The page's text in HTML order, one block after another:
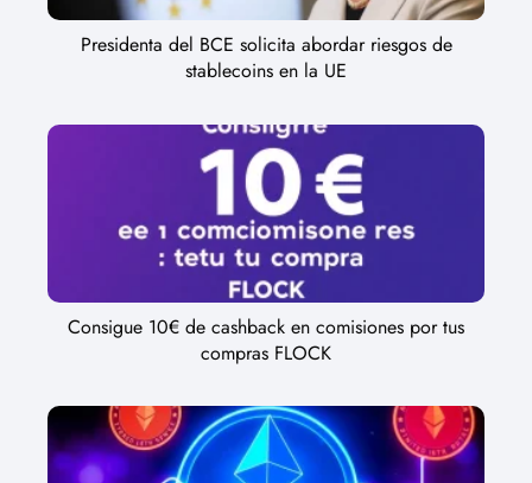
Presidenta del BCE solicita abordar riesgos de
stablecoins en la UE
Consigue 10€ de cashback en comisiones por tus
compras FLOCK